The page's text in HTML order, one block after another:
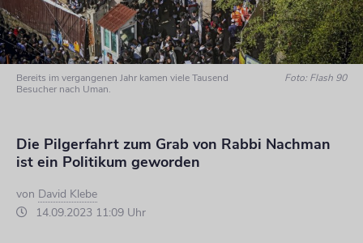
Bereits im vergangenen Jahr kamen viele Tausend
Besucher nach Uman.
Foto: Flash 90
Die Pilgerfahrt zum Grab von Rabbi Nachman
ist ein Politikum geworden
von David Klebe
14.09.2023 11:09 Uhr